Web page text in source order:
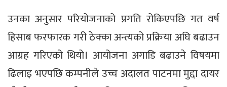
उनका अनुसार परियोजनाको प्रगति रोकिएपछि गत वर्ष
हिसाब फरफारक गरी ठेक्का अन्त्यको प्रक्रिया अघि बढाउन
आग्रह गरिएको थियो। आयोजना अगाडि बढाउने विषयमा
ढिलाइ भएपछि कम्पनीले उच्च अदालत पाटनमा मुद्दा दायर